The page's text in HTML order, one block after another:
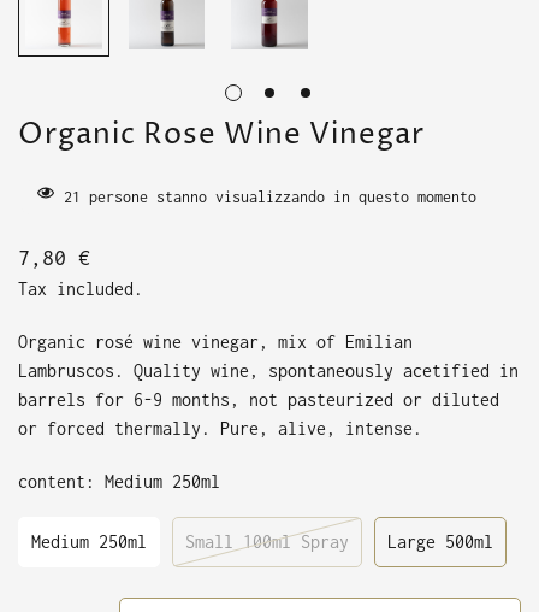
Organic Rose Wine Vinegar
21 persone stanno visualizzando in questo momento
Translation
missing:
7,80 €
Tax included.
Organic rosé wine vinegar, mix of Emilian
Lambruscos. Quality wine, spontaneously acetified in
barrels for 6-9 months, not pasteurized or diluted
or forced thermally. Pure, alive, intense.
content: Medium 250ml
Medium 250ml
Variant
Small 100ml Spray
Variant
Out
Large 500ml
Variant
Out